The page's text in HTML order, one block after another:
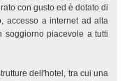
con gusto ed è dotato di
accesso a internet ad alta
soggiorno piacevole a tutti
dell'hotel, tra cui una